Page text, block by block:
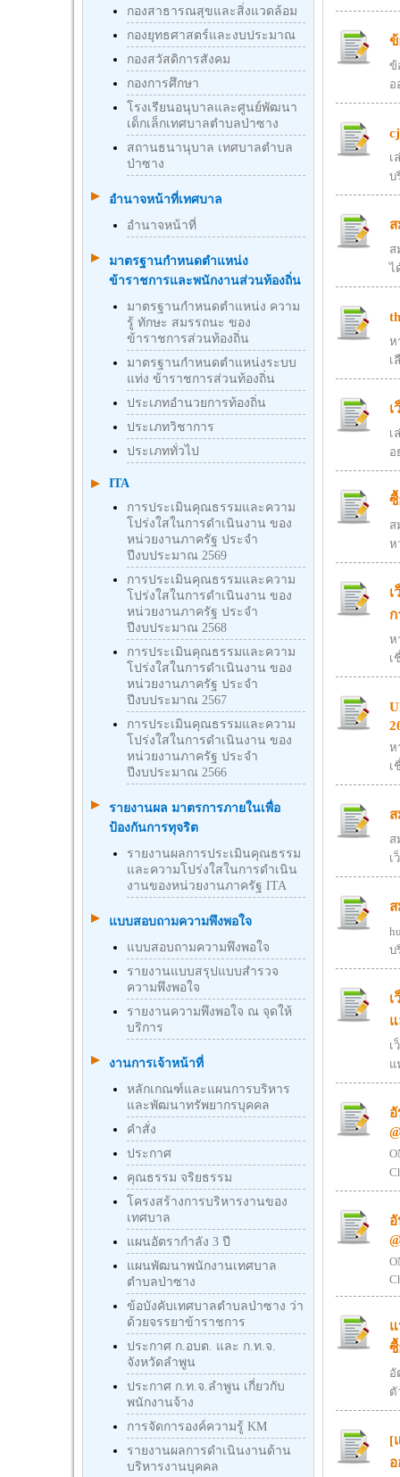
กองสาธารณสุขและสิ่งแวดล้อม
กองยุทธศาสตร์และงบประมาณ
กองสวัสดิการสังคม
กองการศึกษา
โรงเรียนอนุบาลและศูนย์พัฒนา
เด็กเล็กเทศบาลตำบลป่าซาง
สถานธนานุบาล เทศบาลตำบล
ป่าซาง
อำนาจหน้าที่เทศบาล
อำนาจหน้าที่
มาตรฐานกําหนดตําแหน่ง
ข้าราชการและพนักงานส่วนท้องถิ่น
มาตรฐานกำหนดตำแหน่ง ความ
รู้ ทักษะ สมรรถนะ ของ
ข้าราชการส่วนท้องถิ่น
มาตรฐานกำหนดตำแหน่งระบบ
แท่ง ข้าราชการส่วนท้องถิ่น
ประเภทอำนวยการท้องถิ่น
ประเภทวิชาการ
ประเภททั่วไป
ITA
การประเมินคุณธรรมและความ
โปร่งใสในการดำเนินงาน ของ
หน่วยงานภาครัฐ ประจำ
ปีงบประมาณ 2569
การประเมินคุณธรรมและความ
โปร่งใสในการดำเนินงาน ของ
หน่วยงานภาครัฐ ประจำ
ปีงบประมาณ 2568
การประเมินคุณธรรมและความ
โปร่งใสในการดำเนินงาน ของ
หน่วยงานภาครัฐ ประจำ
ปีงบประมาณ 2567
การประเมินคุณธรรมและความ
โปร่งใสในการดำเนินงาน ของ
หน่วยงานภาครัฐ ประจำ
ปีงบประมาณ 2566
รายงานผล มาตรการภายในเพื่อ
ป้องกันการทุจริต
รายงานผลการประเมินคุณธรรม
และความโปร่งใสในการดำเนิน
งานของหน่วยงานภาครัฐ ITA
แบบสอบถามความพึงพอใจ
แบบสอบถามความพึงพอใจ
รายงานแบบสรุปแบบสำรวจ
ความพึงพอใจ
รายงานความพึงพอใจ ณ จุดให้
บริการ
งานการเจ้าหน้าที่
หลักเกณฑ์และแผนการบริหาร
และพัฒนาทรัพยากรบุคคล
คำสั่ง
ประกาศ
คุณธรรม จริยธรรม
โครงสร้างการบริหารงานของ
เทศบาล
แผนอัตรากำลัง 3 ปี
แผนพัฒนาพนักงานเทศบาล
ตำบลป่าซาง
ข้อบังคับเทศบาลตำบลป่าซาง ว่า
ด้วยจรรยาข้าราชการ
ประกาศ ก.อบต. และ ก.ท.จ.
จังหวัดลำพูน
ประกาศ ก.ท.จ.ลำพูน เกี่ยวกับ
พนักงานจ้าง
การจัดการองค์ความรู้ KM
รายงานผลการดำเนินงานด้าน
บริหารงานบุคคล
ข้
ข้
อ
เ
บ
ส
ไ
ห
เ
เ
อ
ซื้
ส
ห
ห
เ
ห
เ
ส
เ
บ
เ
แ
ซื้
อั
ตั
[